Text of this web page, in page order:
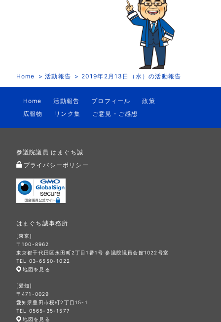
Home 活動報告 2019年2月13日（水）の活動報告
Home 活動報告 プロフィール
政策
広報物
リンク集 ご意見・ご感想
参議院議員 はまぐち誠
プライバシーポリシー
はまぐち誠事務所
[東京]
〒100-8962
東京都千代田区永田町2丁目1番1号 参議院議員会館1022号室
TEL 03-6550-1022
地図を見る
[愛知]
〒471-0029
愛知県豊田市桜町2丁目15-1
TEL 0565-35-1577
地図を見る